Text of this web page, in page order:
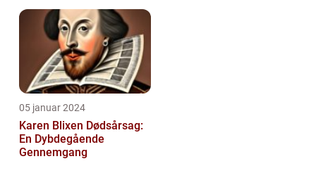
05 januar 2024
Karen Blixen Dødsårsag:
En Dybdegående
Gennemgang